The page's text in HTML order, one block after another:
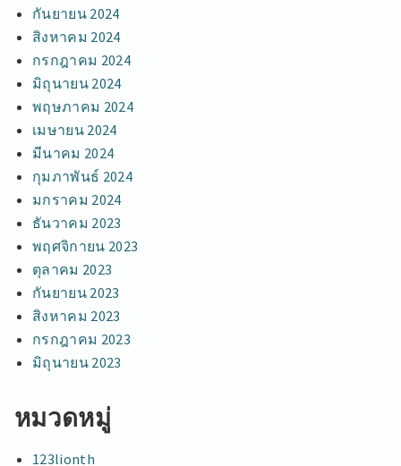
กันยายน 2024
สิงหาคม 2024
กรกฎาคม 2024
มิถุนายน 2024
พฤษภาคม 2024
เมษายน 2024
มีนาคม 2024
กุมภาพันธ์ 2024
มกราคม 2024
ธันวาคม 2023
พฤศจิกายน 2023
ตุลาคม 2023
กันยายน 2023
สิงหาคม 2023
กรกฎาคม 2023
มิถุนายน 2023
หมวดหมู่
123lionth